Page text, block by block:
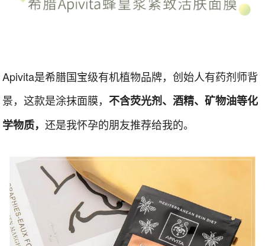
Apivita是希腊国宝级有机植物品牌，创始人有药剂师背
景，这款是涂抹面膜，不含荧光剂、酒精、矿物油等化
学物质，还是我怀孕的朋友推荐给我的。